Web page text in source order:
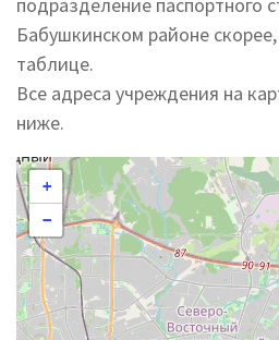
Бабушкинском районе
таблице.
Все адреса учреждения на
ниже.
+
−